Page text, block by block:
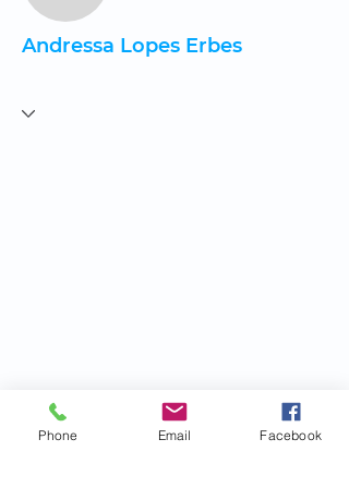
Andressa Lopes Erbes
Phone Email Facebook